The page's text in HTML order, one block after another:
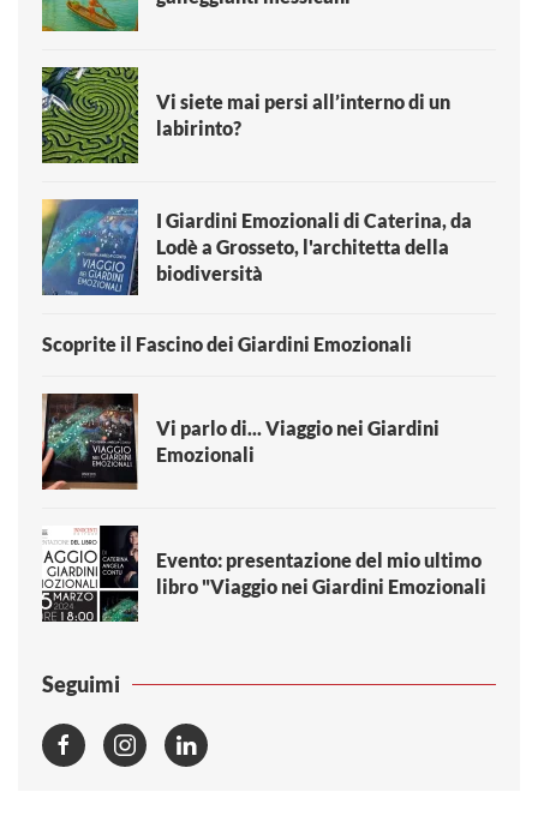
Vi siete mai persi all’interno di un
labirinto?
I Giardini Emozionali di Caterina, da
Lodè a Grosseto, l'architetta della
biodiversità
Scoprite il Fascino dei Giardini Emozionali
Vi parlo di... Viaggio nei Giardini
Emozionali
Evento: presentazione del mio ultimo
libro "Viaggio nei Giardini Emozionali
Seguimi